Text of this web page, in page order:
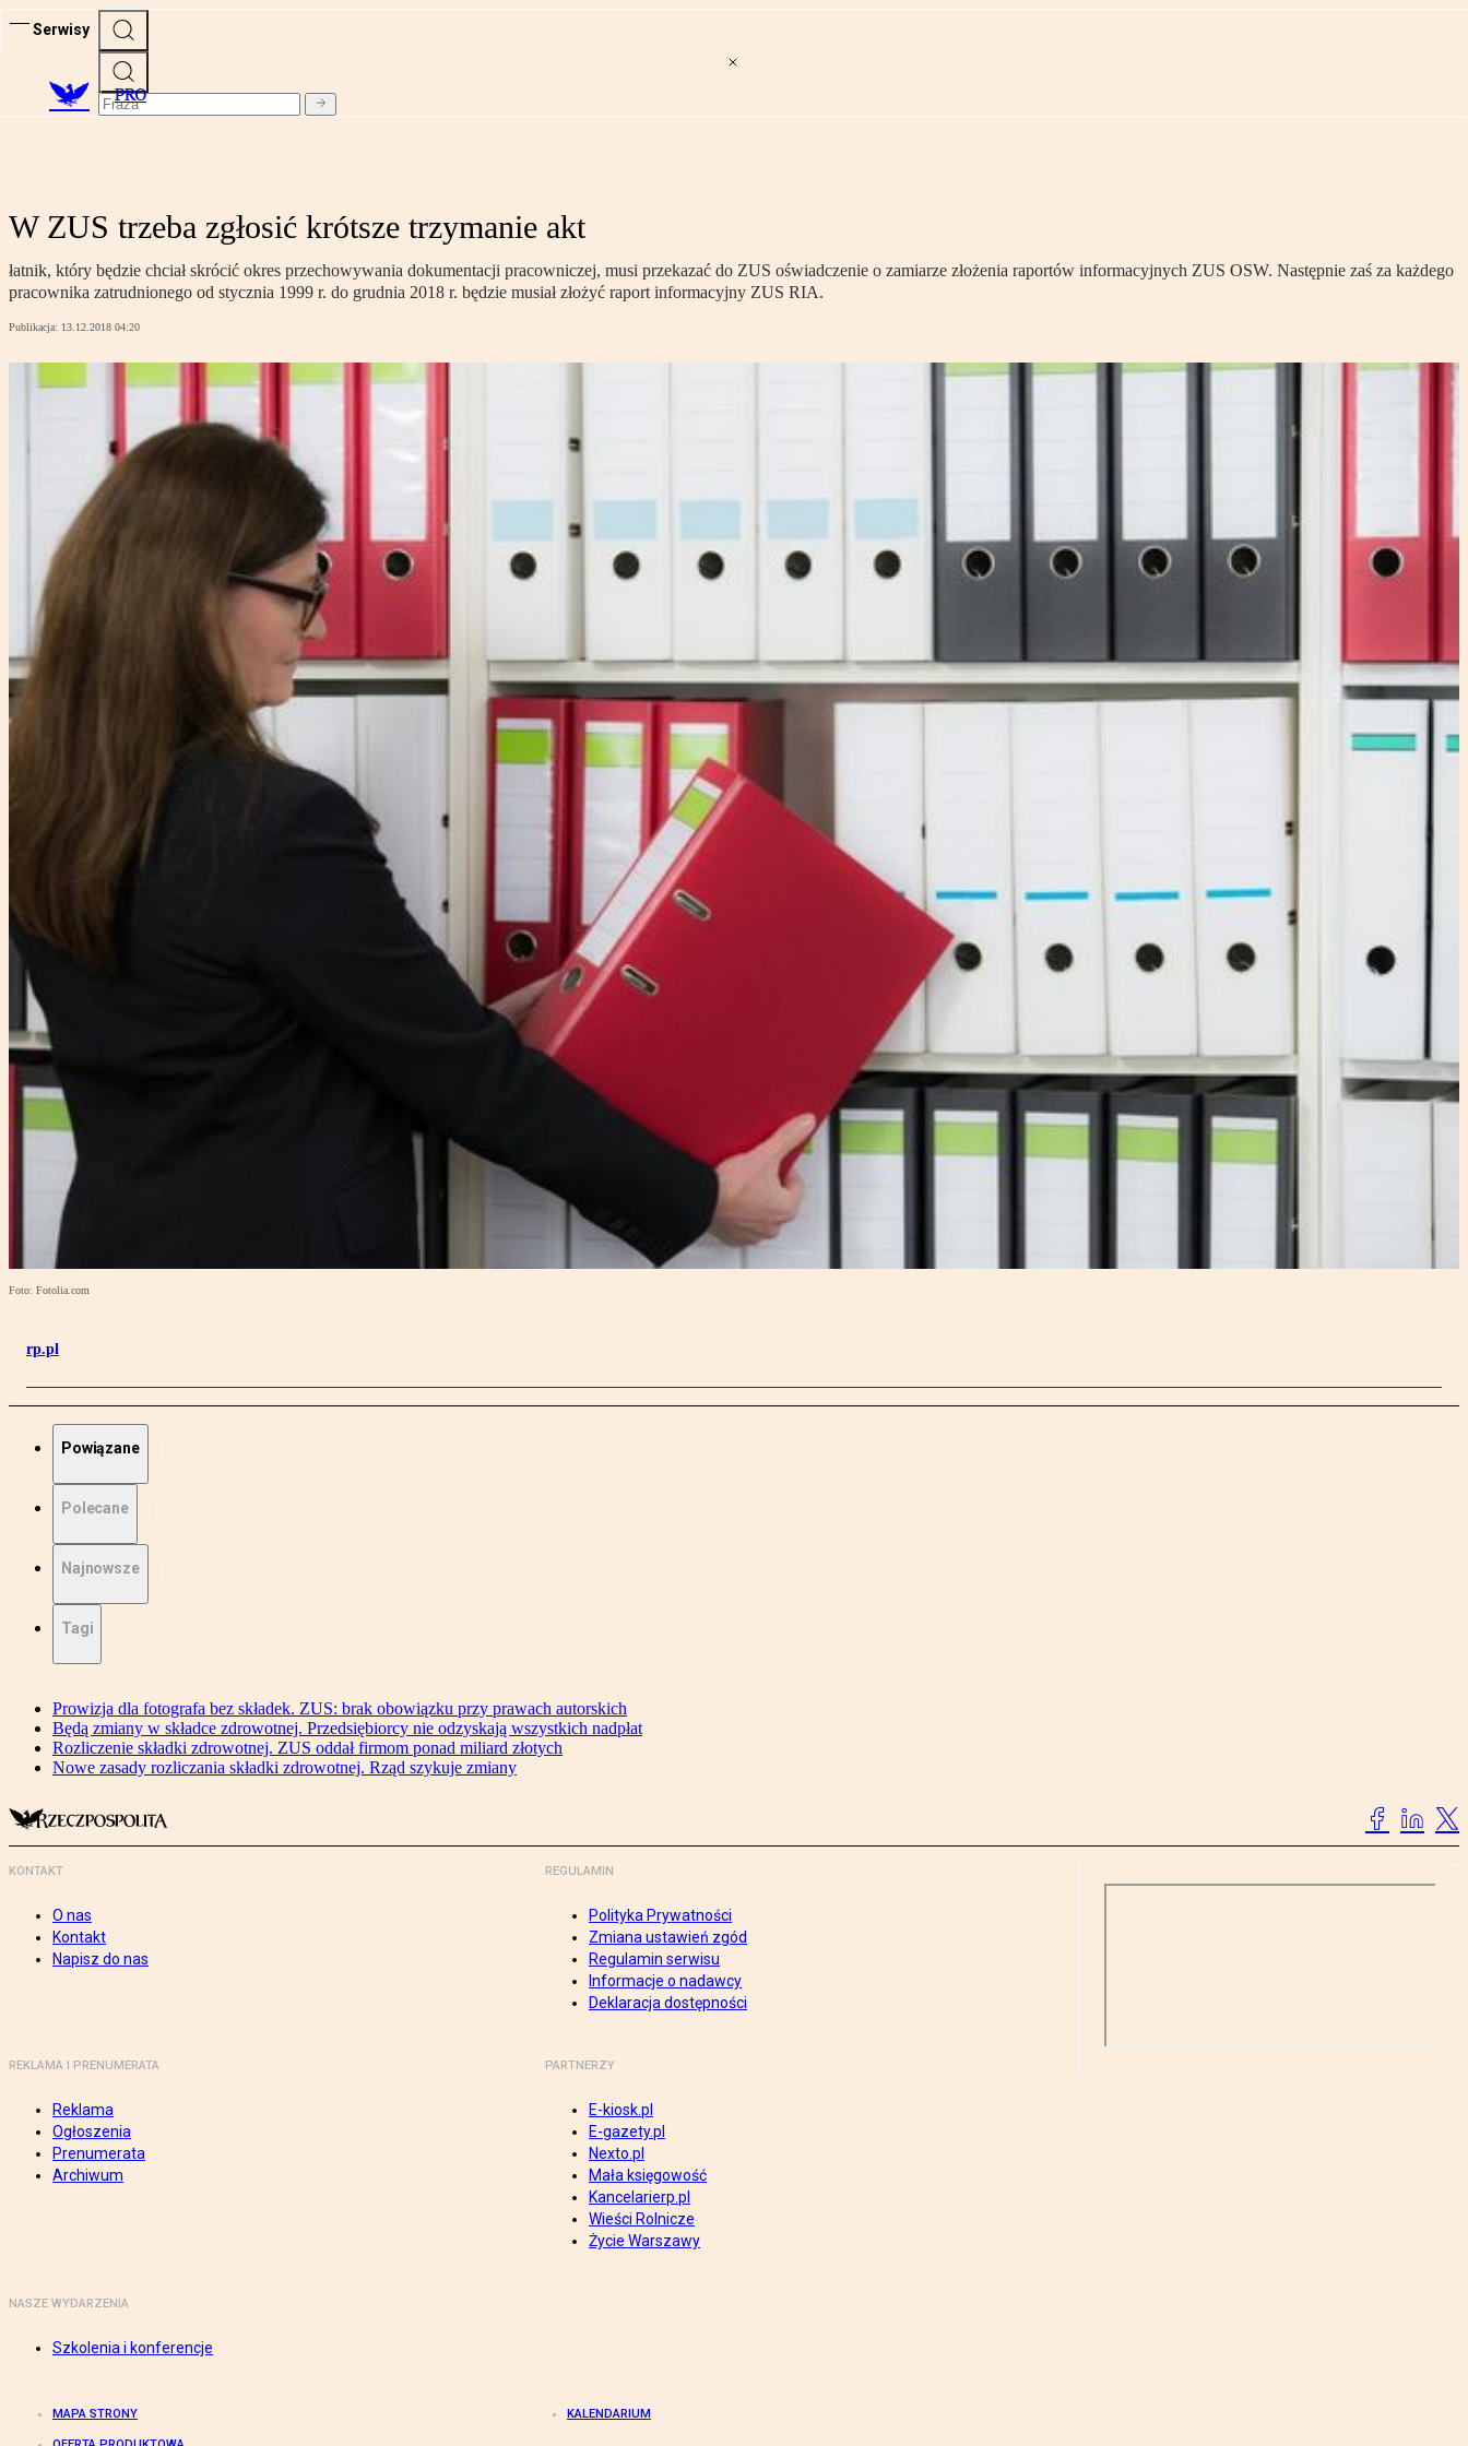
Serwisy
PRO
W ZUS trzeba zgłosić krótsze trzymanie akt
łatnik, który będzie chciał skrócić okres przechowywania dokumentacji pracowniczej, musi przekazać do ZUS oświadczenie o zamiarze złożenia raportów informacyjnych ZUS OSW. Następnie zaś za każdego
pracownika zatrudnionego od stycznia 1999 r. do grudnia 2018 r. będzie musiał złożyć raport informacyjny ZUS RIA.
Publikacja: 13.12.2018 04:20
Foto: Fotolia.com
rp.pl
Powiązane
Polecane
Najnowsze
Tagi
Prowizja dla fotografa bez składek. ZUS: brak obowiązku przy prawach autorskich
Będą zmiany w składce zdrowotnej. Przedsiębiorcy nie odzyskają wszystkich nadpłat
Rozliczenie składki zdrowotnej. ZUS oddał firmom ponad miliard złotych
Nowe zasady rozliczania składki zdrowotnej. Rząd szykuje zmiany
KONTAKT
O nas
Kontakt
Napisz do nas
REGULAMIN
Polityka Prywatności
Zmiana ustawień zgód
Regulamin serwisu
Informacje o nadawcy
Deklaracja dostępności
REKLAMA I PRENUMERATA
Reklama
Ogłoszenia
Prenumerata
Archiwum
PARTNERZY
E-kiosk.pl
E-gazety.pl
Nexto.pl
Mała księgowość
Kancelarierp.pl
Wieści Rolnicze
Życie Warszawy
NASZE WYDARZENIA
Szkolenia i konferencje
MAPA STRONY KALENDARIUM